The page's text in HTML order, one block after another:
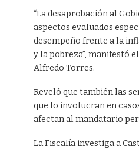
“La desaprobación al
aspectos evaluados
desempeño frente a la
y la pobreza”, manifestó
Alfredo Torres.
Reveló que también las
que lo involucran en
afectan al mandatario
La Fiscalía investiga a